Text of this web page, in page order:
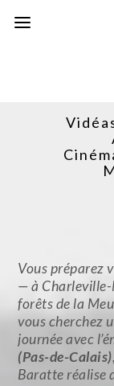
Vous préparez
— à Charleville-
forêts de la
vous cherchez
journée avec
(Pas-de-Calais)
Baratte réalise